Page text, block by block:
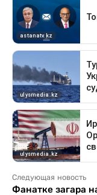
Следующая новость
Фанатке загара